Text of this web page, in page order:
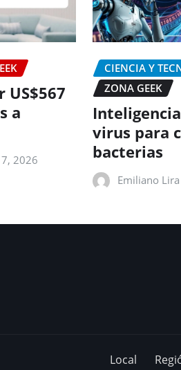
US$567
a
2026
CIENCIA Y
ZONA GEEK
virus para
bacterias
Emiliano Lira
Local